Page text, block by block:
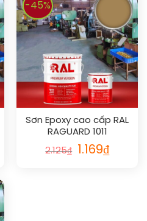
-45%
Sơn Epoxy cao cấp RAL
RAGUARD 1011
2.125₫ 1.169₫